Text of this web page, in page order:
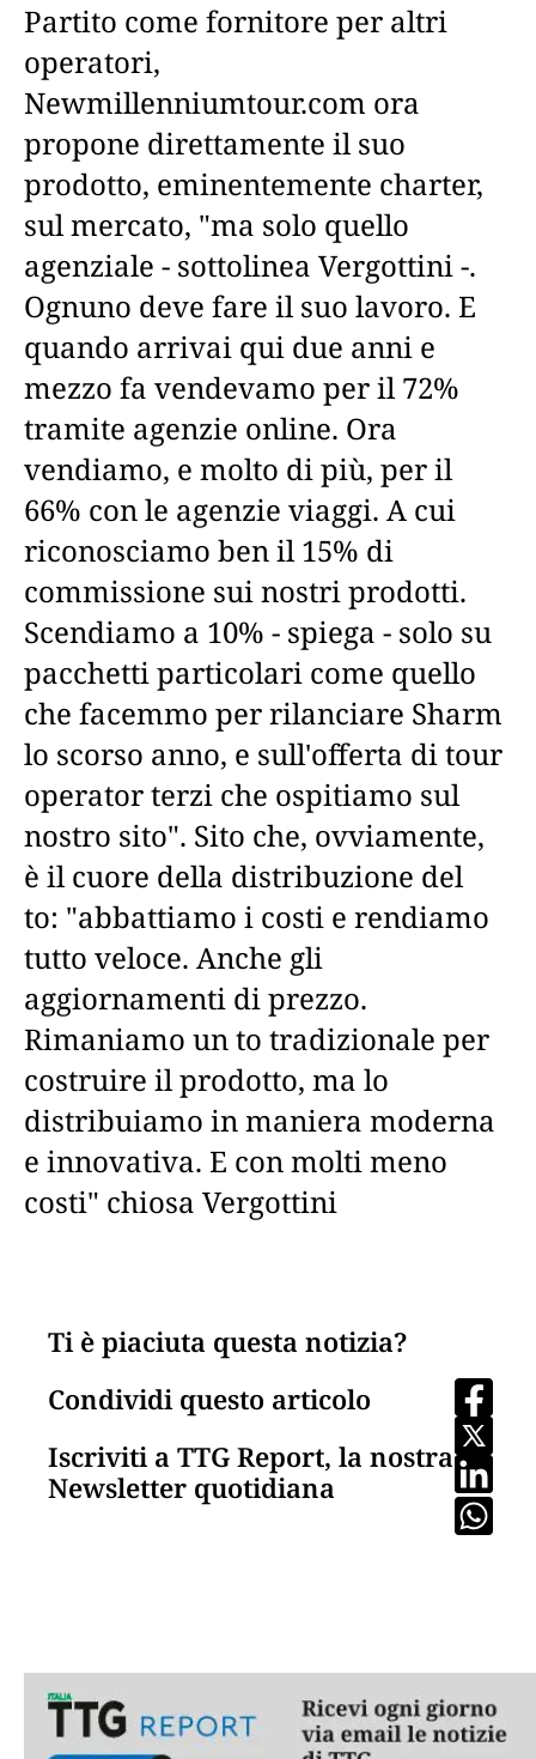
Partito come fornitore per altri
operatori,
Newmillenniumtour.com ora
propone direttamente il suo
prodotto, eminentemente charter,
sul mercato, "ma solo quello
agenziale - sottolinea Vergottini -.
Ognuno deve fare il suo lavoro. E
quando arrivai qui due anni e
mezzo fa vendevamo per il 72%
tramite agenzie online. Ora
vendiamo, e molto di più, per il
66% con le agenzie viaggi. A cui
riconosciamo ben il 15% di
commissione sui nostri prodotti.
Scendiamo a 10% - spiega - solo su
pacchetti particolari come quello
che facemmo per rilanciare Sharm
lo scorso anno, e sull'offerta di tour
operator terzi che ospitiamo sul
nostro sito". Sito che, ovviamente,
è il cuore della distribuzione del
to: "abbattiamo i costi e rendiamo
tutto veloce. Anche gli
aggiornamenti di prezzo.
Rimaniamo un to tradizionale per
costruire il prodotto, ma lo
distribuiamo in maniera moderna
e innovativa. E con molti meno
costi" chiosa Vergottini
Ti è piaciuta questa notizia?
Condividi questo articolo
Iscriviti a TTG Report, la nostra
Newsletter quotidiana